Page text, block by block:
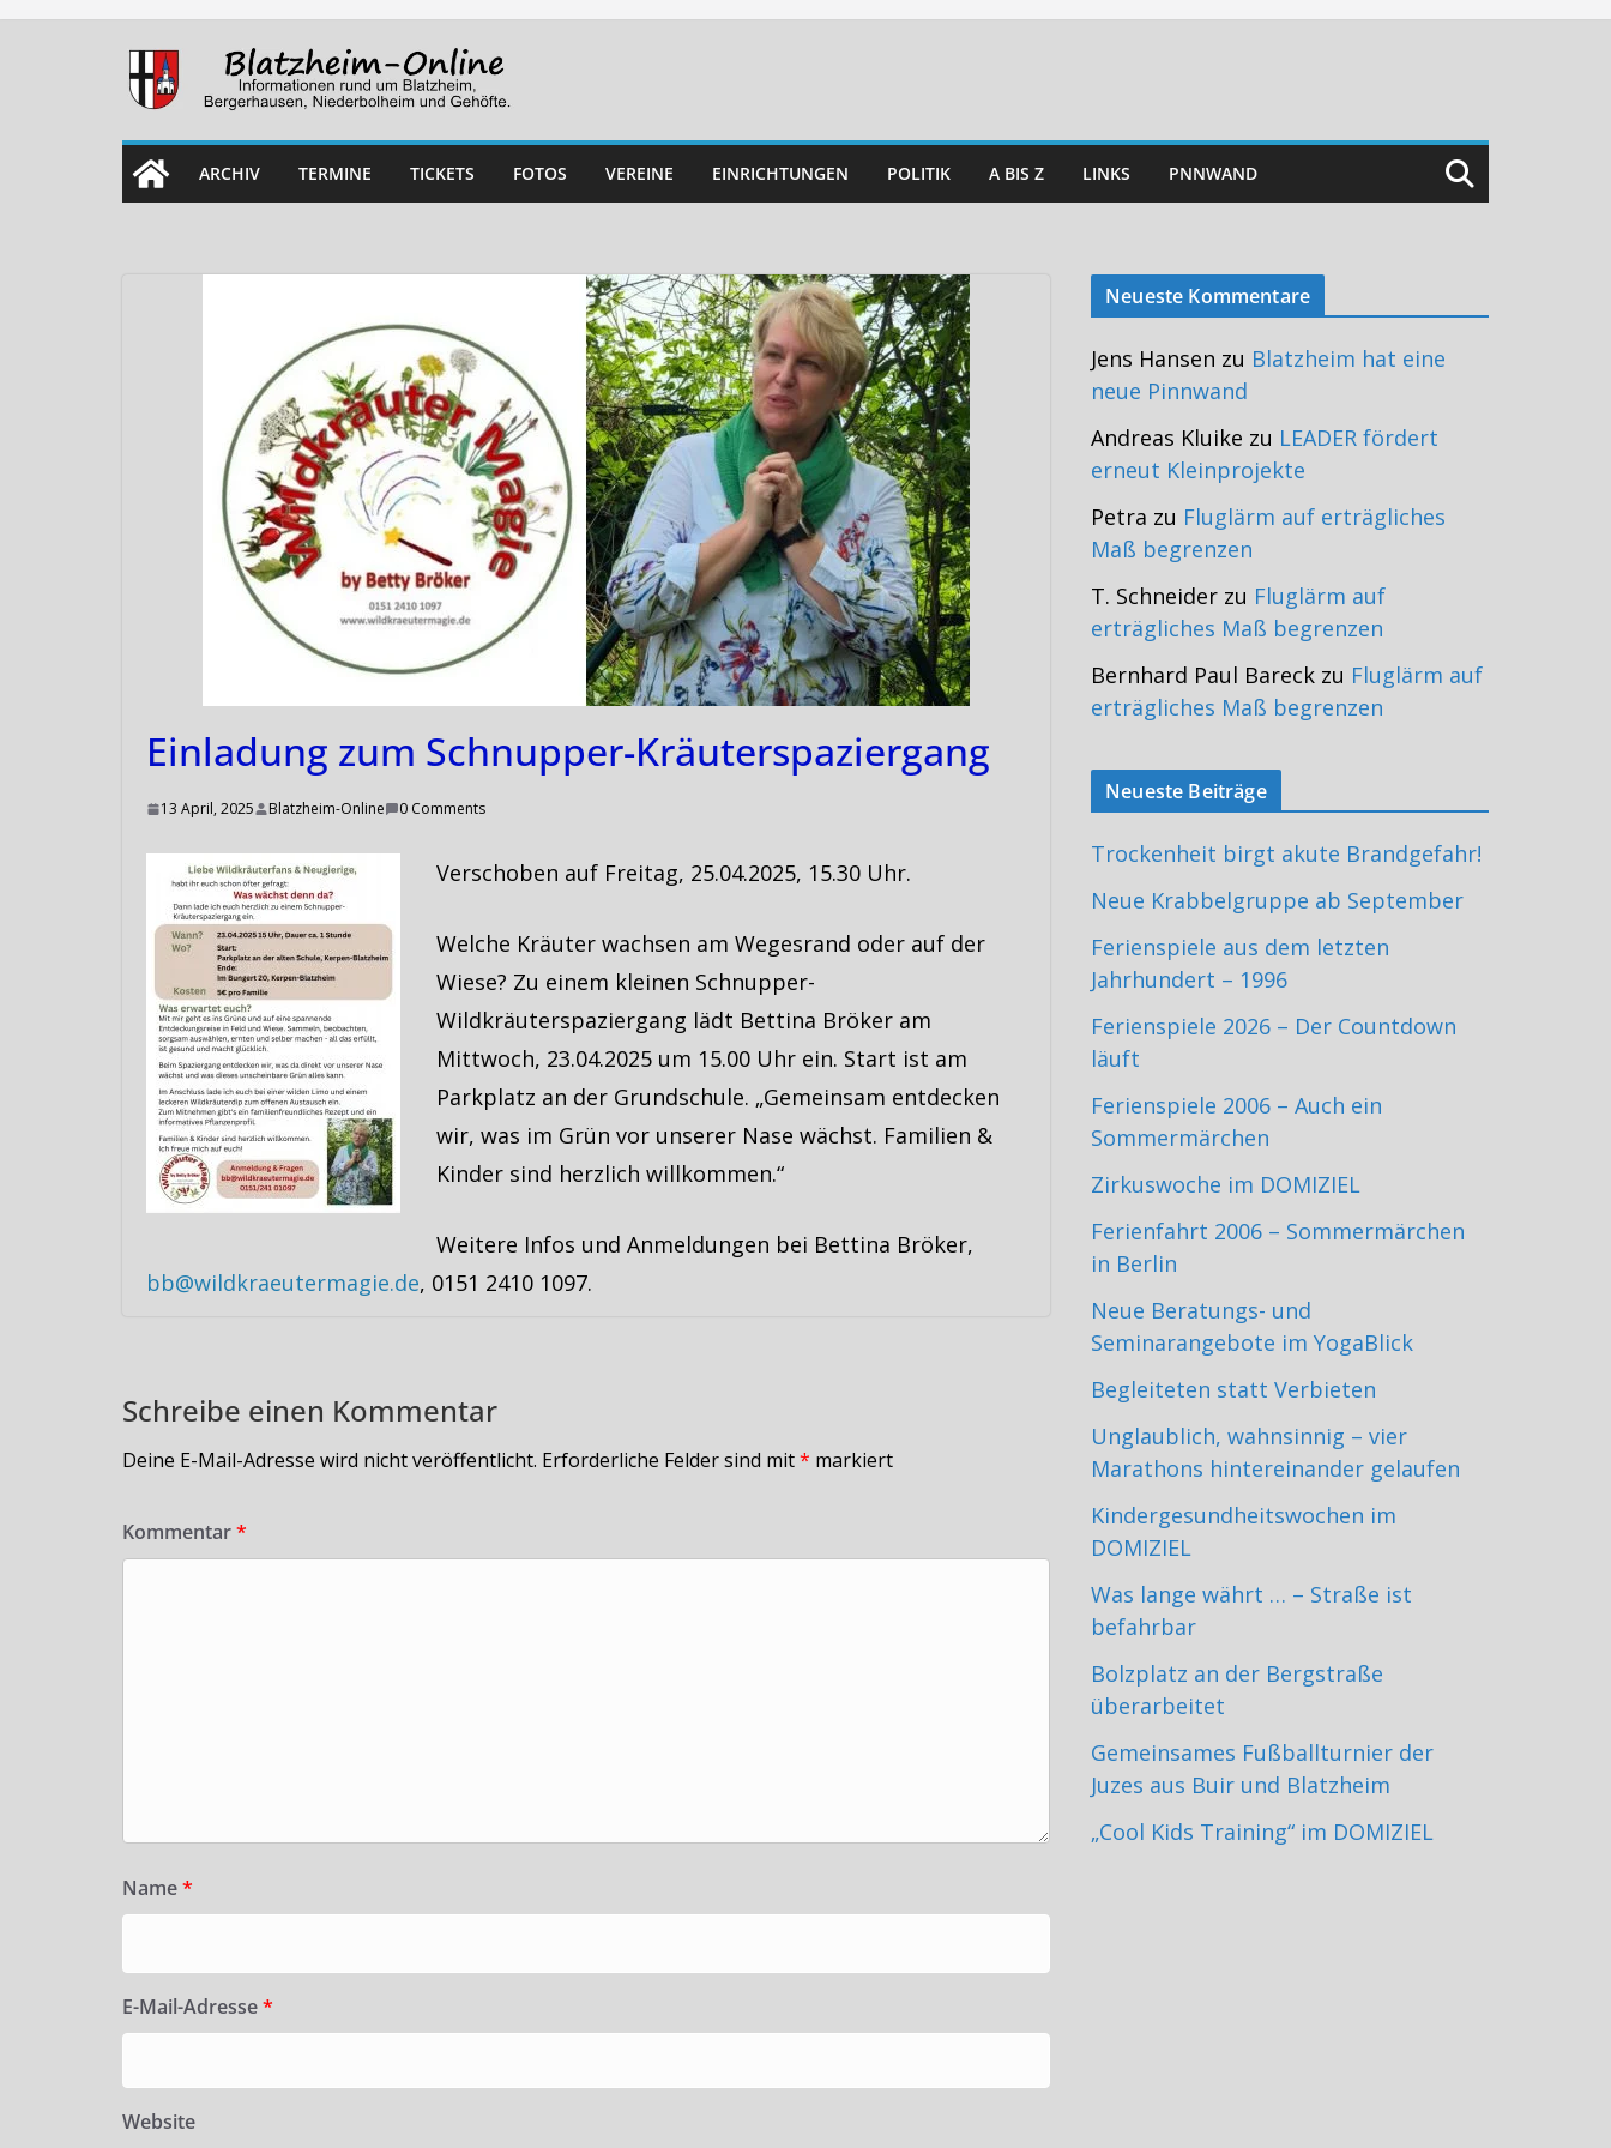
Skip
ARCHIV TERMINE TICKETS FOTOS VEREINE EINRICHTUNGEN POLITIK A BIS Z LINKS PNNWAND
Einladung zum Schnupper-Kräuterspaziergang
13 April, 2025 Blatzheim-Online 0 Comments
Verschoben auf Freitag, 25.04.2025, 15.30 Uhr.
Welche Kräuter wachsen am Wegesrand oder auf der
Wiese? Zu einem kleinen Schnupper-
Wildkräuterspaziergang lädt Bettina Bröker am
Mittwoch, 23.04.2025 um 15.00 Uhr ein. Start ist am
Parkplatz an der Grundschule. „Gemeinsam entdecken
wir, was im Grün vor unserer Nase wächst. Familien &
Kinder sind herzlich willkommen.“
Weitere Infos und Anmeldungen bei Bettina Bröker,
bb@wildkraeutermagie.de, 0151 2410 1097.
Schreibe einen Kommentar
Deine E-Mail-Adresse wird nicht veröffentlicht. Erforderliche Felder sind mit* markiert
Kommentar*
Name*
E-Mail-Adresse*
Website
Neueste Kommentare
Jens Hansen zu Blatzheim hat eine
neue Pinnwand
Andreas Kluike zu LEADER fördert
erneut Kleinprojekte
Petra zu Fluglärm auf erträgliches
Maß begrenzen
T. Schneider zu Fluglärm auf
erträgliches Maß begrenzen
Bernhard Paul Bareck zu Fluglärm auf
erträgliches Maß begrenzen
Neueste Beiträge
Trockenheit birgt akute Brandgefahr!
Neue Krabbelgruppe ab September
Ferienspiele aus dem letzten
Jahrhundert – 1996
Ferienspiele 2026 – Der Countdown
läuft
Ferienspiele 2006 – Auch ein
Sommermärchen
Zirkuswoche im DOMIZIEL
Ferienfahrt 2006 – Sommermärchen
in Berlin
Neue Beratungs- und
Seminarangebote im YogaBlick
Begleiteten statt Verbieten
Unglaublich, wahnsinnig – vier
Marathons hintereinander gelaufen
Kindergesundheitswochen im
DOMIZIEL
Was lange währt … – Straße ist
befahrbar
Bolzplatz an der Bergstraße
überarbeitet
Gemeinsames Fußballturnier der
Juzes aus Buir und Blatzheim
„Cool Kids Training“ im DOMIZIEL